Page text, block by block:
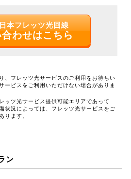
本フレッツ光回線
わせはこちら
、フレッツ光サービスのご利用をお待ちい
ービスをご利用いただけない場合がありま
ッツ光サービス提供可能エリアであって
状況によっては、フレッツ光サービスをご
ります。
ン